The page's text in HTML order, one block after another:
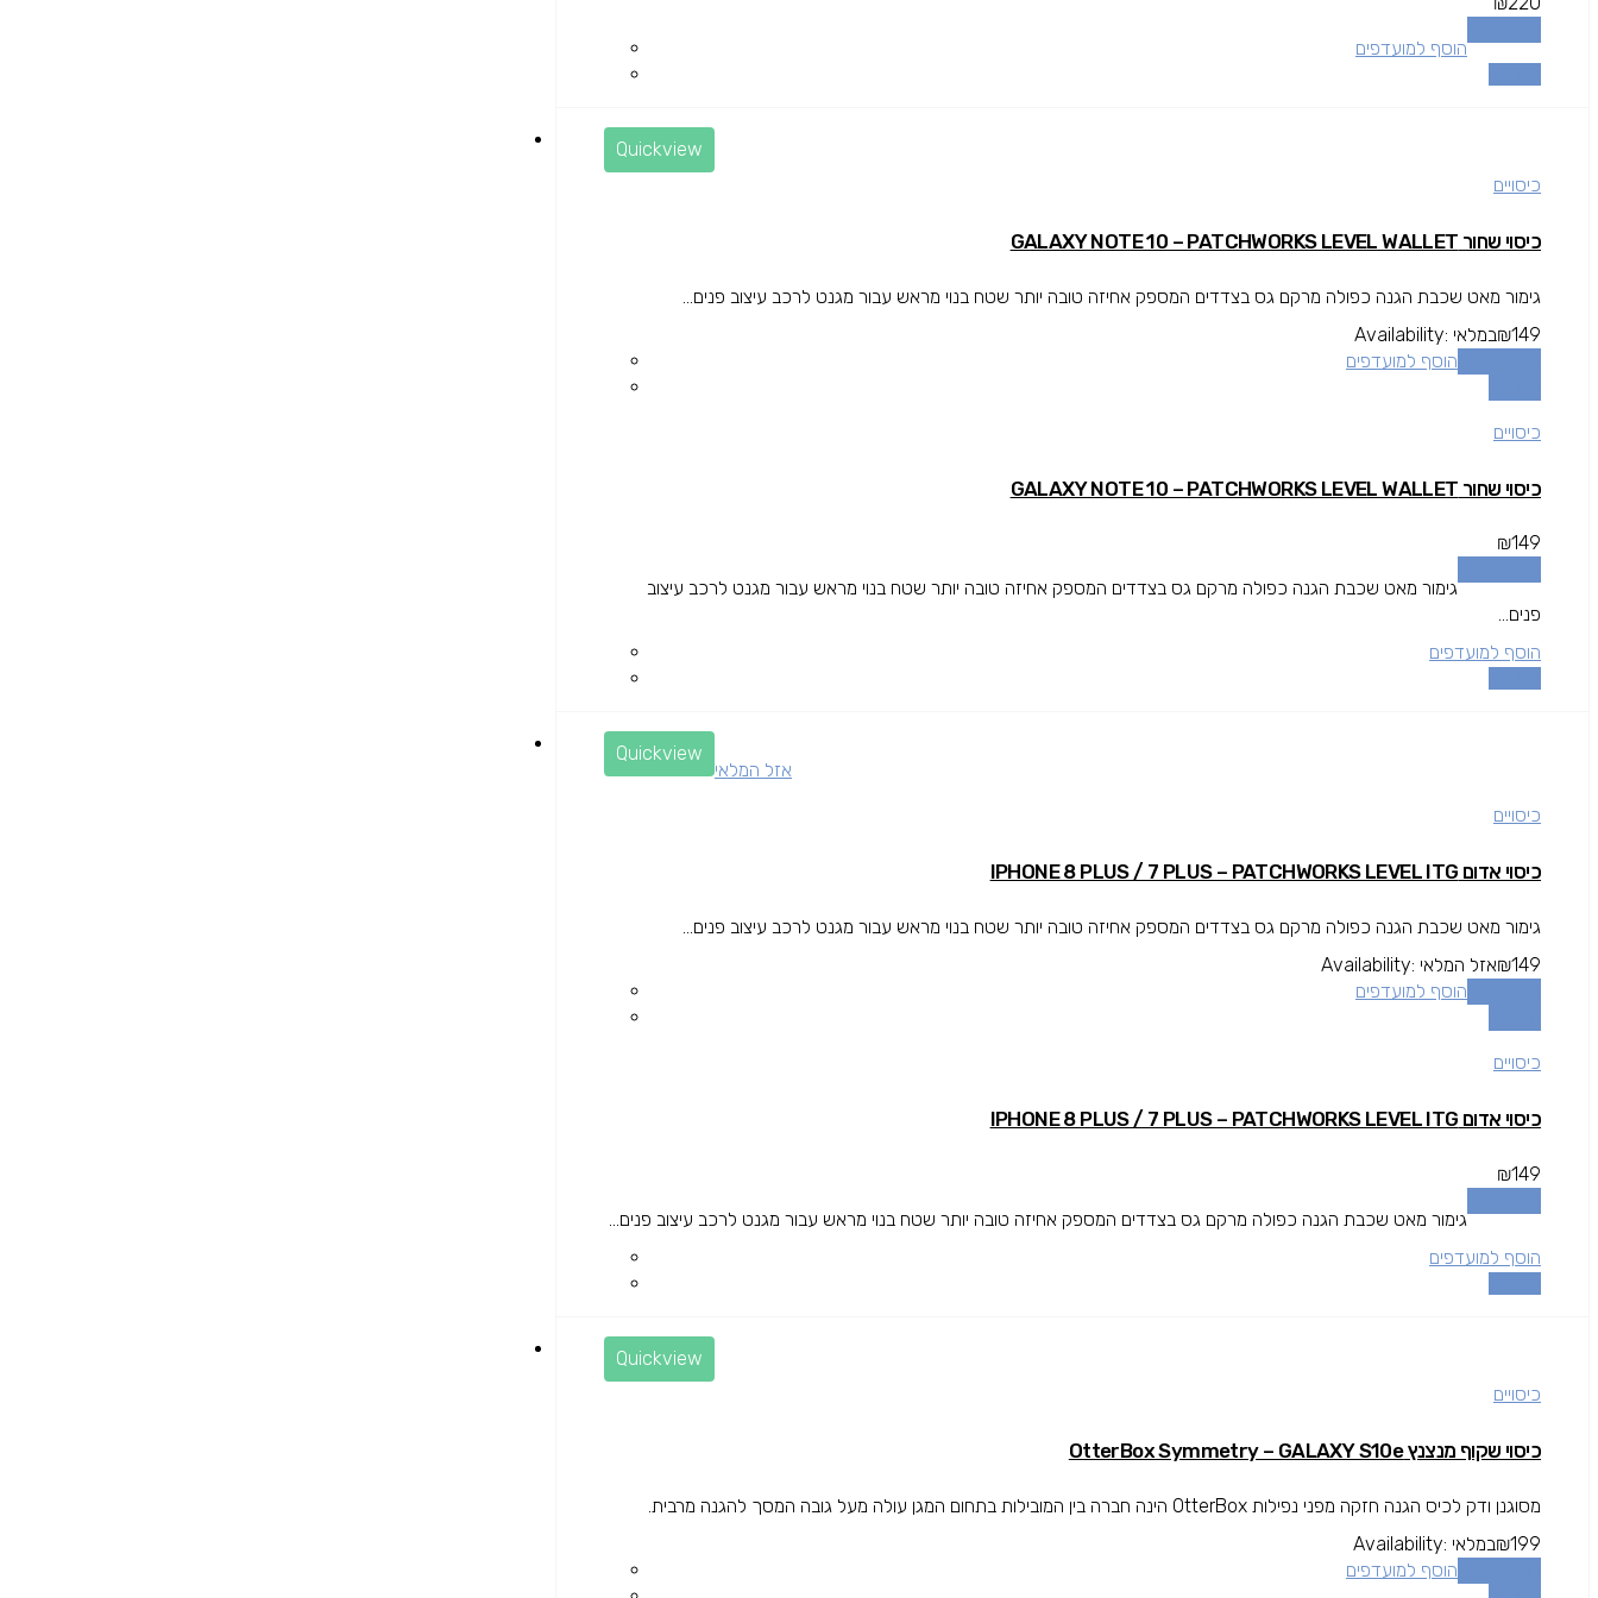
הוסף למועדפים
Quickview
כיסויים
כיסוי שחור GALAXY NOTE 10 – PATCHWORKS LEVEL WALLET
גימור מאט שכבת הגנה כפולה מרקם גס בצדדים המספק אחיזה טובה יותר שטח בנוי מראש עבור מגנט לרכב עיצוב פנים...
₪149
Availability: במלאי
הוסף למועדפים
כיסויים
כיסוי שחור GALAXY NOTE 10 – PATCHWORKS LEVEL WALLET
₪149
גימור מאט שכבת הגנה כפולה מרקם גס בצדדים המספק אחיזה טובה יותר שטח בנוי מראש עבור מגנט לרכב עיצוב
פנים...
הוסף למועדפים
Quickview
אזל המלאי
כיסויים
כיסוי אדום IPHONE 8 PLUS / 7 PLUS – PATCHWORKS LEVEL ITG
גימור מאט שכבת הגנה כפולה מרקם גס בצדדים המספק אחיזה טובה יותר שטח בנוי מראש עבור מגנט לרכב עיצוב פנים...
₪149
Availability: אזל המלאי
הוסף למועדפים
כיסויים
כיסוי אדום IPHONE 8 PLUS / 7 PLUS – PATCHWORKS LEVEL ITG
₪149
גימור מאט שכבת הגנה כפולה מרקם גס בצדדים המספק אחיזה טובה יותר שטח בנוי מראש עבור מגנט לרכב עיצוב פנים...
הוסף למועדפים
Quickview
כיסויים
כיסוי שקוף מנצנץ OtterBox Symmetry – GALAXY S10e
מסוגנן ודק לכיס הגנה חזקה מפני נפילות OtterBox הינה חברה בין המובילות בתחום המגן עולה מעל גובה המסך להגנה מרבית.
₪199
Availability: במלאי
הוסף למועדפים